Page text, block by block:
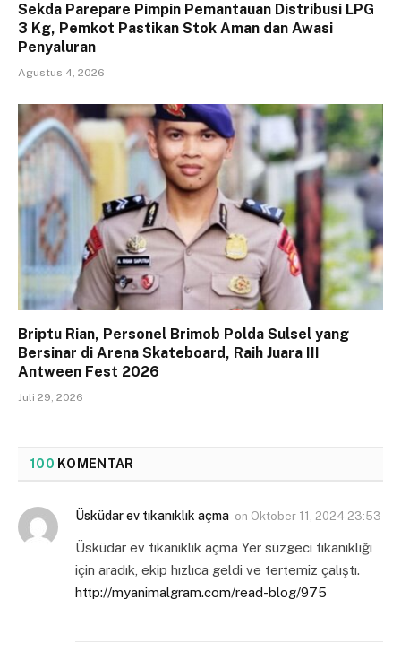
Sekda Parepare Pimpin Pemantauan Distribusi LPG
3 Kg, Pemkot Pastikan Stok Aman dan Awasi
Penyaluran
Agustus 4, 2026
Briptu Rian, Personel Brimob Polda Sulsel yang
Bersinar di Arena Skateboard, Raih Juara III
Antween Fest 2026
Juli 29, 2026
100 KOMENTAR
Üsküdar ev tıkanıklık açma on Oktober 11, 2024 23:53
Üsküdar ev tıkanıklık açma Yer süzgeci tıkanıklığı
için aradık, ekip hızlıca geldi ve tertemiz çalıştı.
http://myanimalgram.com/read-blog/975